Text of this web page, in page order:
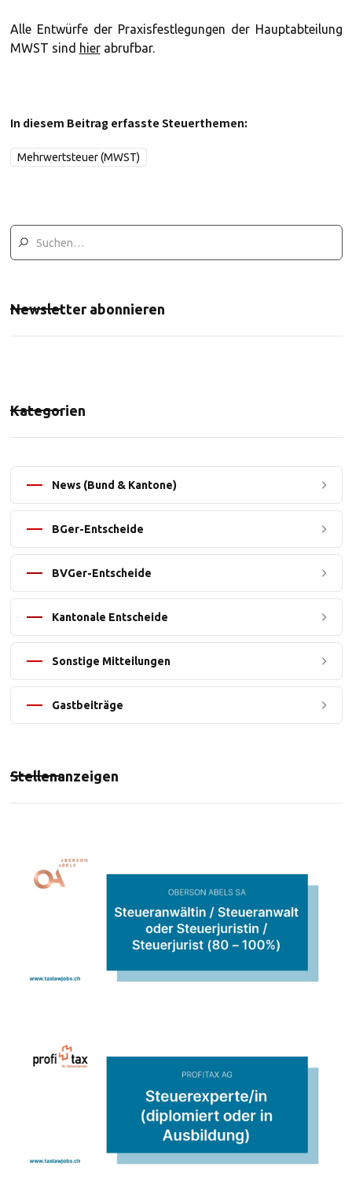
Alle Entwürfe der Praxisfestlegungen der Hauptabteilung
MWST sind hierabrufbar.
In diesem Beitrag erfasste Steuerthemen:
Mehrwertsteuer (MWST)
Newsletter abonnieren
Kategorien
News (Bund & Kantone)
BGer-Entscheide
BVGer-Entscheide
Kantonale Entscheide
Sonstige Mitteilungen
Gastbeiträge
Stellenanzeigen